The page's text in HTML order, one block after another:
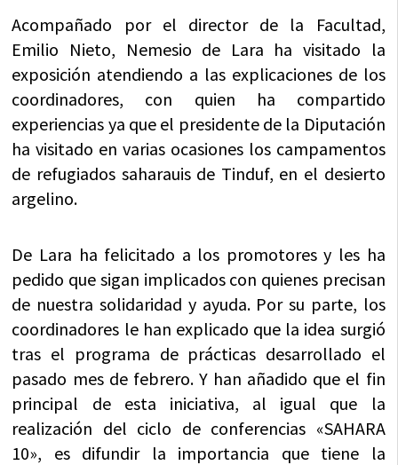
Acompañado por el director de la Facultad,
Emilio Nieto, Nemesio de Lara ha visitado la
exposición atendiendo a las explicaciones de los
coordinadores, con quien ha compartido
experiencias ya que el presidente de la Diputación
ha visitado en varias ocasiones los campamentos
de refugiados saharauis de Tinduf, en el desierto
argelino.
De Lara ha felicitado a los promotores y les ha
pedido que sigan implicados con quienes precisan
de nuestra solidaridad y ayuda. Por su parte, los
coordinadores le han explicado que la idea surgió
tras el programa de prácticas desarrollado el
pasado mes de febrero. Y han añadido que el fin
principal de esta iniciativa, al igual que la
realización del ciclo de conferencias «SAHARA
10», es difundir la importancia que tiene la